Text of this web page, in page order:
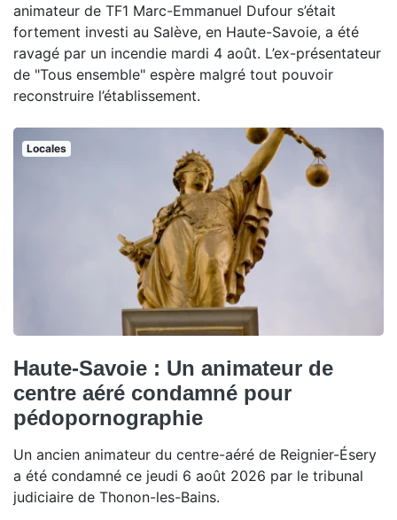
animateur de TF1 Marc-Emmanuel Dufour s’était
fortement investi au Salève, en Haute-Savoie, a été
ravagé par un incendie mardi 4 août. L’ex-présentateur
de "Tous ensemble" espère malgré tout pouvoir
reconstruire l’établissement.
Locales
Haute-Savoie : Un animateur de
centre aéré condamné pour
pédopornographie
Un ancien animateur du centre-aéré de Reignier-Ésery
a été condamné ce jeudi 6 août 2026 par le tribunal
judiciaire de Thonon-les-Bains.